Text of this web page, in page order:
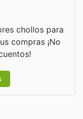
chollos para
compras ¡No